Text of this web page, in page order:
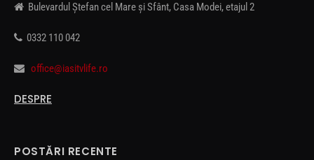
Bulevardul Ștefan cel Mare și Sfânt, Casa Modei, etajul 2
0332 110 042
office@iasitvlife.ro
DESPRE
POSTĂRI RECENTE